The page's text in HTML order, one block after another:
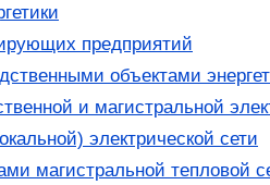
предприятий
объектами
и магистральной
электрической сети
магистральной тепловой